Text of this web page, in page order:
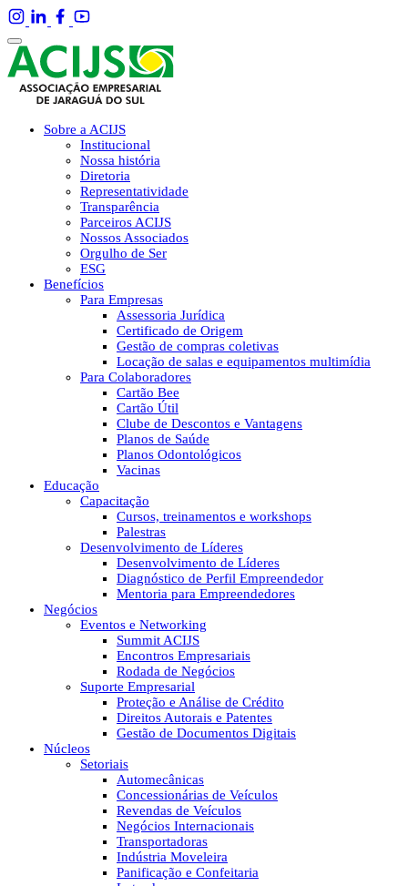
Sobre a ACIJS
Institucional
Nossa história
Diretoria
Representatividade
Transparência
Parceiros ACIJS
Nossos Associados
Orgulho de Ser
ESG
Benefícios
Para Empresas
Assessoria Jurídica
Certificado de Origem
Gestão de compras coletivas
Locação de salas e equipamentos multimídia
Para Colaboradores
Cartão Bee
Cartão Útil
Clube de Descontos e Vantagens
Planos de Saúde
Planos Odontológicos
Vacinas
Educação
Capacitação
Cursos, treinamentos e workshops
Palestras
Desenvolvimento de Líderes
Desenvolvimento de Líderes
Diagnóstico de Perfil Empreendedor
Mentoria para Empreendedores
Negócios
Eventos e Networking
Summit ACIJS
Encontros Empresariais
Rodada de Negócios
Suporte Empresarial
Proteção e Análise de Crédito
Direitos Autorais e Patentes
Gestão de Documentos Digitais
Núcleos
Setoriais
Automecânicas
Concessionárias de Veículos
Revendas de Veículos
Negócios Internacionais
Transportadoras
Indústria Moveleira
Panificação e Confeitaria